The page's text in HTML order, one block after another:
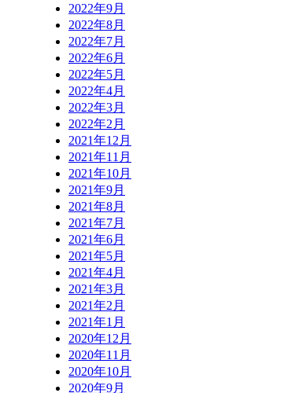
2022年9月
2022年8月
2022年7月
2022年6月
2022年5月
2022年4月
2022年3月
2022年2月
2021年12月
2021年11月
2021年10月
2021年9月
2021年8月
2021年7月
2021年6月
2021年5月
2021年4月
2021年3月
2021年2月
2021年1月
2020年12月
2020年11月
2020年10月
2020年9月